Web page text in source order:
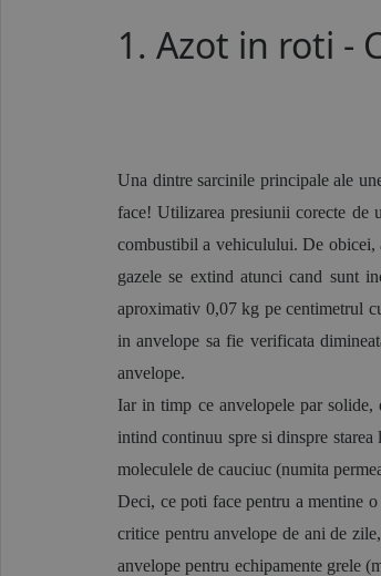
1. Azot in roti -
Una dintre sarcinile principale ale
face! Utilizarea presiunii corecte de
combustibil a vehiculului. De obicei,
gazele se extind atunci cand sunt
aproximativ 0,07 kg pe centimetrul
in anvelope sa fie verificata
anvelope.
Iar in timp ce anvelopele par solide,
intind continuu spre si dinspre
moleculele de cauciuc (numita
Deci, ce poti face pentru a mentine
critice pentru anvelope de ani de
anvelope pentru echipamente grele